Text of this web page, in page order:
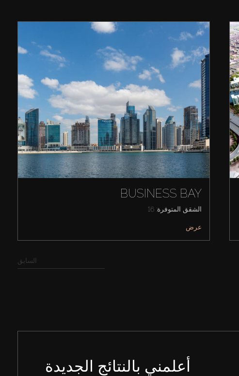
BUSINESS BAY
الشقق المتوفرة: 16
عرض
السابق
أعلمني بالنتائج الجديدة